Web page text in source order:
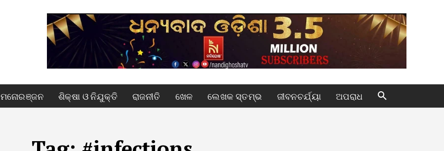
ମନୋରଞ୍ଜନ ଶିକ୍ଷା ଓ ନିଯୁକ୍ତି ରାଜନୀତି ଖେଳ ଲେଖକ ସ୍ତମ୍ଭ ଜୀବନଚର୍ଯ୍ୟା ଅପରାଧ